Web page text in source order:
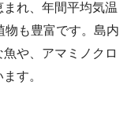
れ、年間平均気温
物も豊富です。島内
や、アマミノクロ
す。